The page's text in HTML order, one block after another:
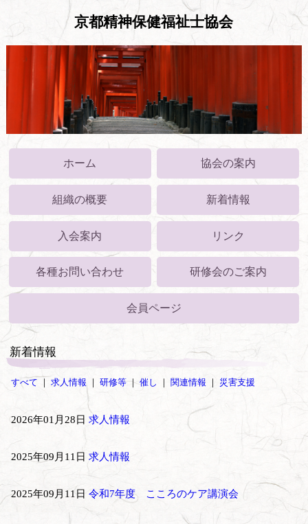
京都精神保健福祉士協会
ホーム 協会の案内
組織の概要 新着情報
入会案内 リンク
各種お問い合わせ 研修会のご案内
会員ページ
新着情報
すべて ｜ 求人情報 ｜ 研修等｜ 催し ｜ 関連情報 ｜ 災害支援
2026年01月28日 求人情報
2025年09月11日 求人情報
2025年09月11日 令和7年度 こころのケア講演会